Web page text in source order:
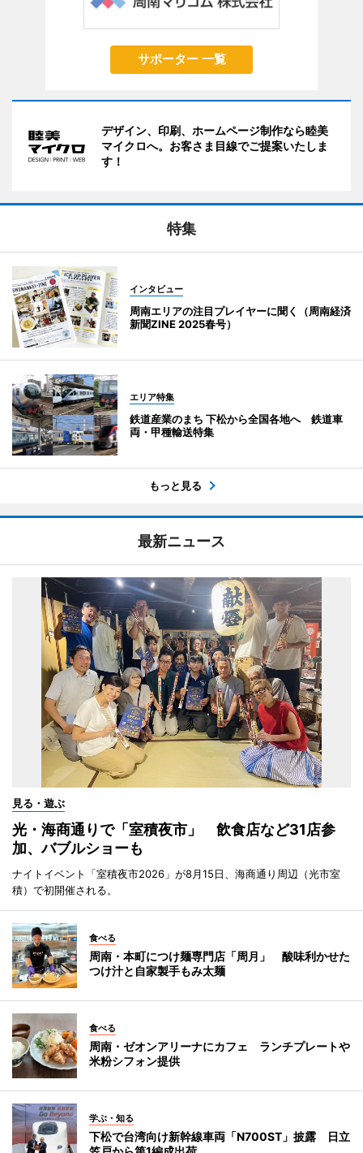
サポーター 一覧
デザイン、印刷、ホームページ制作なら睦美
マイクロへ。お客さま目線でご提案いたしま
す！
特集
インタビュー
周南エリアの注目プレイヤーに聞く（周南経済
新聞ZINE 2025春号）
エリア特集
鉄道産業のまち 下松から全国各地へ 鉄道車
両・甲種輸送特集
もっと見る
最新ニュース
見る・遊ぶ
光・海商通りで「室積夜市」 飲食店など31店参
加、バブルショーも
ナイトイベント「室積夜市2026」が8月15日、海商通り周辺（光市室
積）で初開催される。
食べる
周南・本町につけ麺専門店「周月」 酸味利かせた
つけ汁と自家製手もみ太麺
食べる
周南・ゼオンアリーナにカフェ ランチプレートや
米粉シフォン提供
学ぶ・知る
下松で台湾向け新幹線車両「N700ST」披露 日立